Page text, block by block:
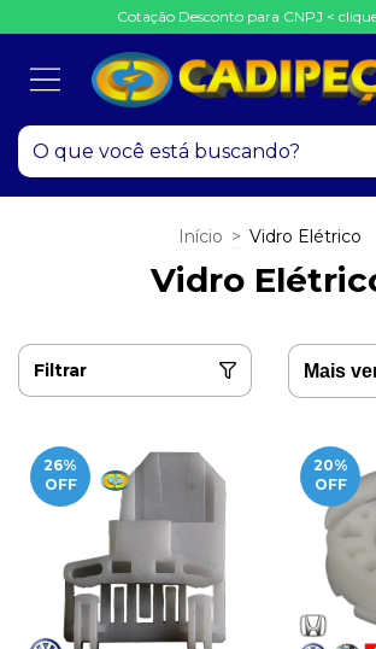
Cotação Desconto para CNPJ <
Início > Vidro Elétrico
Vidro
Filtrar
26%
OFF
20%
OFF